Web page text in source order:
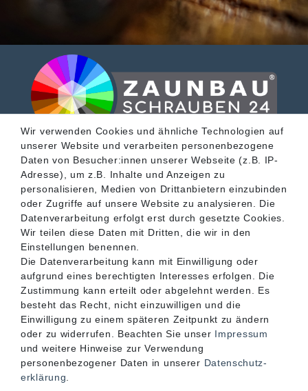
SERVICE
INFORMATIONEN
KONTAKT
Wir verwenden Cookies und ähnliche Technologien auf
unserer Website und verarbeiten personenbezogene
Daten von Besucher:innen unserer Webseite (z.B. IP-
Adresse), um z.B. Inhalte und Anzeigen zu
personalisieren, Medien von Drittanbietern einzubinden
oder Zugriffe auf unsere Website zu analysieren. Die
Datenverarbeitung erfolgt erst durch gesetzte Cookies.
Wir teilen diese Daten mit Dritten, die wir in den
Einstellungen benennen.
Die Datenverarbeitung kann mit Einwilligung oder
aufgrund eines berechtigten Interesses erfolgen. Die
Zustimmung kann erteilt oder abgelehnt werden. Es
besteht das Recht, nicht einzuwilligen und die
Einwilligung zu einem späteren Zeitpunkt zu ändern
oder zu widerrufen. Beachten Sie unser Impressum
und weitere Hinweise zur Verwendung
personenbezogener Daten in unserer Daten­schutz­
erklärung